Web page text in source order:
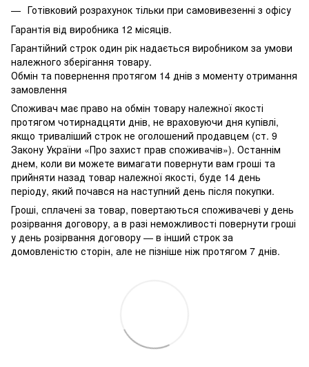
Готівковий розрахунок тільки при самовивезенні з офісу
Гарантія від виробника 12 місяців.
Гарантійний строк один рік надається виробником за умови
належного зберігання товару.
Обмін та повернення протягом 14 днів з моменту отримання
замовлення
Споживач має право на обмін товару належної якості
протягом чотирнадцяти днів, не враховуючи дня купівлі,
якщо триваліший строк не оголошений продавцем (ст. 9
Закону України «Про захист прав споживачів»). Останнім
днем, коли ви можете вимагати повернути вам гроші та
прийняти назад товар належної якості, буде 14 день
періоду, який почався на наступний день після покупки.
Гроші, сплачені за товар, повертаються споживачеві у день
розірвання договору, а в разі неможливості повернути гроші
у день розірвання договору — в інший строк за
домовленістю сторін, але не пізніше ніж протягом 7 днів.